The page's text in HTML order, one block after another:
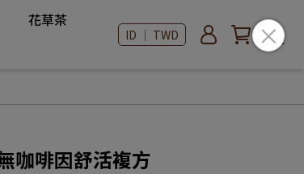
花草茶
ID ｜ TWD
咖啡因舒活複方